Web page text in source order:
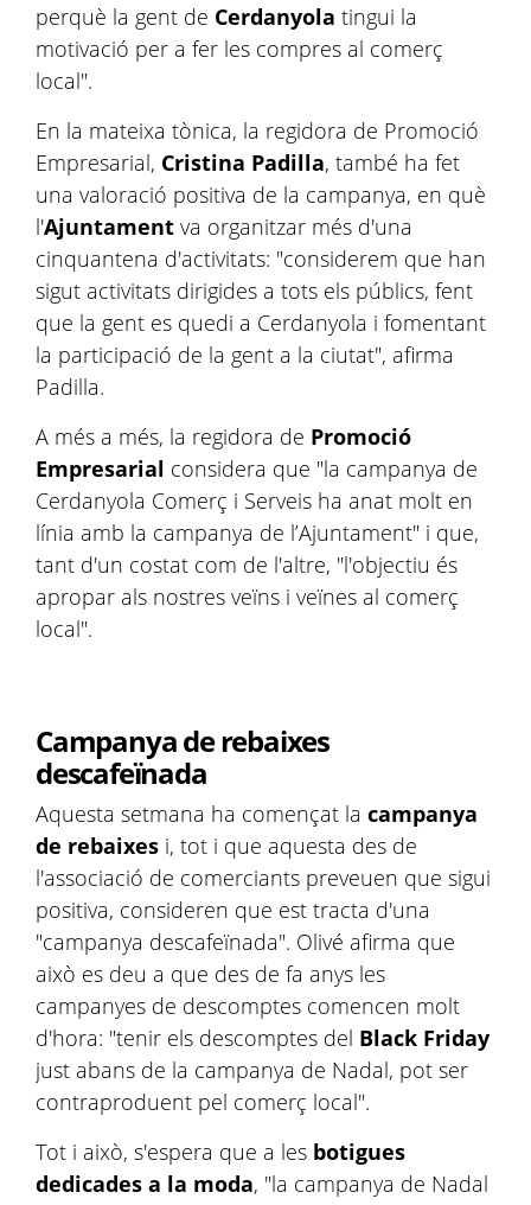
perquè la gent de Cerdanyola tingui la
motivació per a fer les compres al comerç
local".
En la mateixa tònica, la regidora de Promoció
Empresarial, Cristina Padilla, també ha fet
una valoració positiva de la campanya, en què
l'Ajuntament va organitzar més d'una
cinquantena d'activitats: "considerem que han
sigut activitats dirigides a tots els públics, fent
que la gent es quedi a Cerdanyola i fomentant
la participació de la gent a la ciutat", afirma
Padilla.
A més a més, la regidora de Promoció
Empresarial considera que "la campanya de
Cerdanyola Comerç i Serveis ha anat molt en
línia amb la campanya de l’Ajuntament" i que,
tant d'un costat com de l'altre, "l'objectiu és
apropar als nostres veïns i veïnes al comerç
local".
Campanya de rebaixes
descafeïnada
Aquesta setmana ha començat la campanya
de rebaixes i, tot i que aquesta des de
l'associació de comerciants preveuen que sigui
positiva, consideren que est tracta d'una
"campanya descafeïnada". Olivé afirma que
això es deu a que des de fa anys les
campanyes de descomptes comencen molt
d'hora: "tenir els descomptes del Black Friday
just abans de la campanya de Nadal, pot ser
contraproduent pel comerç local".
Tot i això, s'espera que a les botigues
dedicades a la moda, "la campanya de Nadal